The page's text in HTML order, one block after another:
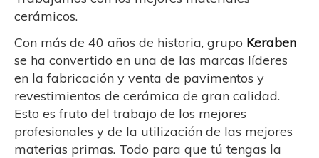
cerámicos.
Con más de 40 años de historia, grupo Keraben
se ha convertido en una de las marcas líderes
en la fabricación y venta de pavimentos y
revestimientos de cerámica de gran calidad.
Esto es fruto del trabajo de los mejores
profesionales y de la utilización de las mejores
materias primas. Todo para que tú tengas la